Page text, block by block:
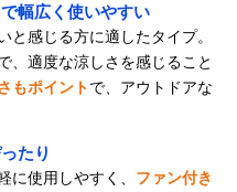
幅広く使いやすい
と感じる方に適したタイプ。
、適度な涼しさを感じること
もポイントで、アウトドアな
たり
に使用しやすく、 ファン付き